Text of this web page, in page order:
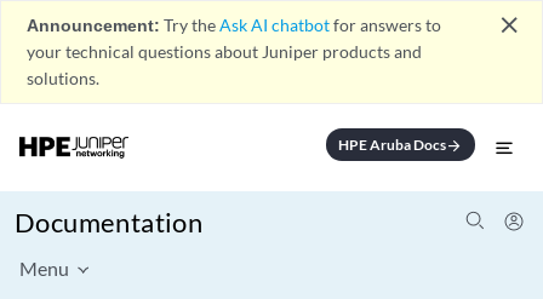
Announcement: Try theAsk AI chatbotfor answers to
your technical questions about Juniper products and
solutions.
close
HPE Aruba Docsarrow_forward
Documentation
Menu